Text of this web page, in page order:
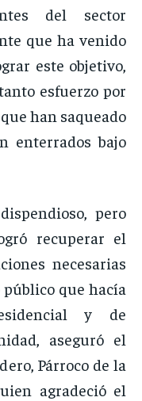
del sector
que ha venido
este objetivo,
esfuerzo por
han saqueado
enterrados bajo
pero
recuperar el
necesarias
que hacía
y de
aseguró el
Párroco de la
agradeció el